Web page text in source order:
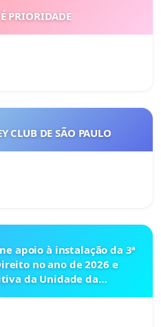
PRIORIDADE
CLUB DE SÃO PAULO
apoio à instalação da 3ª
no ano de 2026 e
da Unidade da